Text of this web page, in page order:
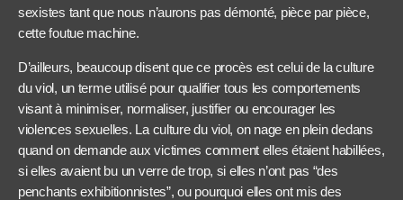
sexistes tant que nous n’aurons pas démonté, pièce par pièce,
cette foutue machine.
D’ailleurs, beaucoup disent que ce procès est celui de la culture
du viol, un terme utilisé pour qualifier tous les comportements
visant à minimiser, normaliser, justifier ou encourager les
violences sexuelles. La culture du viol, on nage en plein dedans
quand on demande aux victimes comment elles étaient habillées,
si elles avaient bu un verre de trop, si elles n’ont pas “des
penchants exhibitionnistes”, ou pourquoi elles ont mis des